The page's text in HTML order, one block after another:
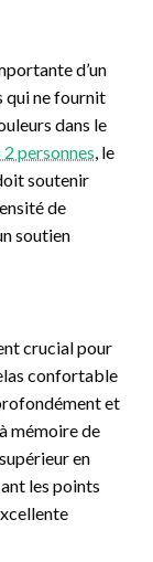
d’un
qui ne fournit
dans le
personnes, le
soutenir
de
soutien
crucial pour
confortable
et
mémoire de
en
les points